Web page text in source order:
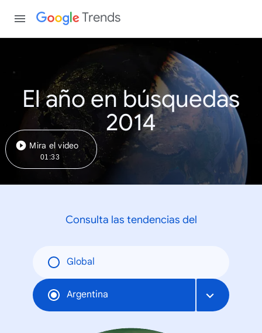
Trends
El año en búsquedas
2014
Mira el video
01:33
Consulta las tendencias del
Global
Argentina